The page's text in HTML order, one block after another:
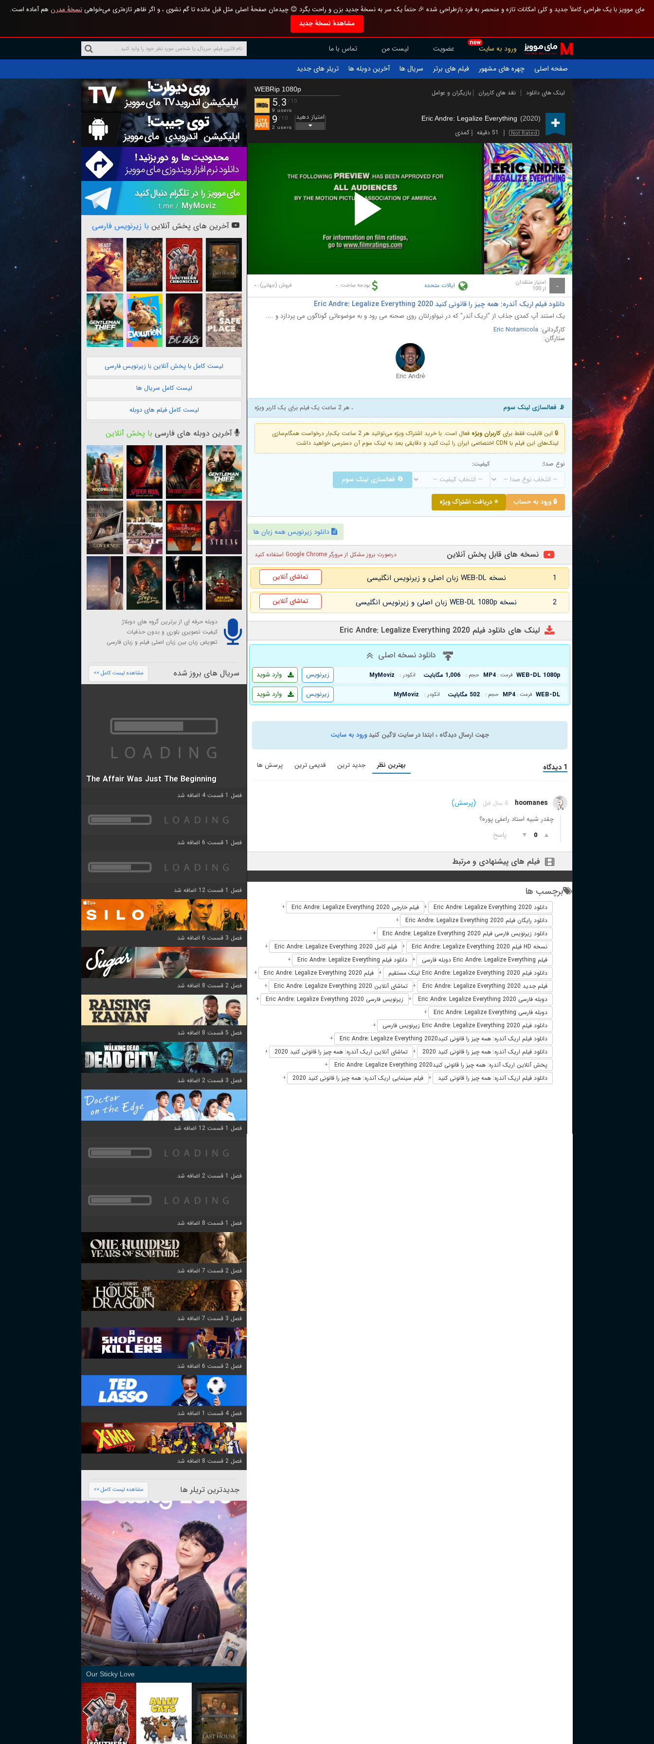
مای موویز با یک طراحی کاملاً جدید و کلی امکانات تازه و منحصر به فرد بازطراحی شده 🎉 حتماً یک سر به نسخهٔ جدید بزن و راحت بگرد 😊 چیدمان صفحهٔ اصلی مثل قبل مانده تا گم نشوی ، و اگر ظاهر تازه‌تری می‌خواهینسخهٔ مدرن هم آماده است.
مشاهدهٔ نسخهٔ جدید
new
ورود به سایت عضویت لیست من
تماس با ما
صفحه اصلی
چهره های مشهور فیلم های برتر سریال ها آخرین دوبله ها تریلر های جدید
لینک های دانلود نقد های کاربران بازیگران و عوامل
Eric Andre: Legalize Everything (2020)
Not Rated 51 دقیقه کمدی
WEBRip 1080p
5.3 /10
9 users
9 /10
2 users
امتیاز دهید
Play
Video
- امتیاز منتقدان
از 100 ایالات متحده بودجه ساخت: - فروش (جهانی): -
دانلود فیلم اریک آندره: همه چیز را قانونی کنید Eric Andre: Legalize Everything 2020
یک استند آپ کمدی جذاب از "اریک آندر" که در نیواورلئان روی صحنه می رود و به موضوعاتی گوناگون می پردازد و ....
کارگردانی: Eric Notarnicola
ستارگان:
Eric André
📡 فعالسازی لینک سوم ، هر 2 ساعت یک فیلم برای یک کاربر ویژه
🔒 این قابلیت فقط برای کاربران ویژه
فعال است. با خرید اشتراک ویژه می‌توانید هر 2 ساعت یک‌بار درخواست همگام‌سازی
لینک‌های این فیلم با CDN اختصاصی ایران را ثبت کنید و دقایقی بعد به لینک سوم آن دسترسی خواهید داشت
نوع صدا: کیفیت:
🔄 فعالسازی لینک سوم
🔒 ورود به حساب ⭐ دریافت اشتراک ویژه
دانلود زیرنویس همه زبان ها
نسخه های قابل پخش آنلاین درصورت بروز مشکل از مرورگر Google Chrome استفاده کنید
1 نسخه WEB-DL زبان اصلی و زیرنویس انگلیسی تماشای آنلاین
2 نسخه WEB-DL 1080p زبان اصلی و زیرنویس انگلیسی تماشای آنلاین
لینک های دانلود فیلم Eric Andre: Legalize Everything 2020
دانلود نسخه اصلی
WEB-DL 1080p فرمت : MP4 حجم : 1,006 مگابایت انکودر : MyMoviz وارد شوید
زیرنویس
WEB-DL فرمت : MP4 حجم : 502 مگابایت انکودر : MyMoviz وارد شوید زیرنویس
جهت ارسال دیدگاه ، ابتدا در سایت لاگین کنیدورود به سایت
1 دیدگاه بهترین نظر جدید ترین قدیمی ترین پرسش ها
hoomanes 6 سال قبل (پرسش)
چقدر شبیه استاد راعفی پوره؟
▲
0
▼ پاسخ
فیلم های پیشنهادی و مرتبط
برچسب ها
دانلود Eric Andre: Legalize Everything 2020 + فیلم خارجی Eric Andre: Legalize Everything 2020 +
دانلود رایگان فیلم Eric Andre: Legalize Everything 2020 +
دانلود زیرنویس فارسی فیلم Eric Andre: Legalize Everything 2020 +
نسخه HD فیلم Eric Andre: Legalize Everything 2020 + فیلم کامل Eric Andre: Legalize Everything 2020 +
فیلم Eric Andre: Legalize Everything دوبله فارسی + دانلود فیلم Eric Andre: Legalize Everything +
دانلود فیلم Eric Andre: Legalize Everything 2020 لینک مستقیم + فیلم Eric Andre: Legalize Everything 2020 +
فیلم جدید Eric Andre: Legalize Everything 2020 + تماشای آنلاین Eric Andre: Legalize Everything 2020 +
دوبله فارسی Eric Andre: Legalize Everything 2020 + زیرنویس فارسی Eric Andre: Legalize Everything 2020 +
دوبله فارسی Eric Andre: Legalize Everything +
دانلود فیلم Eric Andre: Legalize Everything 2020 زیرنویس فارسی +
دانلود فیلم اریک آندره: همه چیز را قانونی کنیدEric Andre: Legalize Everything 2020 +
دانلود فیلم اریک آندره: همه چیز را قانونی کنید 2020 + تماشای آنلاین اریک آندره: همه چیز را قانونی کنید 2020 +
پخش آنلاین اریک آندره: همه چیز را قانونی کنیدEric Andre: Legalize Everything 2020 +
دانلود فیلم اریک آندره: همه چیز را قانونی کنید + فیلم سینمایی اریک آندره: همه چیز را قانونی کنید 2020 +
آخرین های پخش آنلاین با زیرنویس فارسی
لیست کامل با پخش آنلاین با زیرنویس فارسی
لیست کامل سریال ها
لیست کامل فیلم های دوبله
آخرین دوبله های فارسی با پخش آنلاین
دوبله حرفه ای از برترین گروه های دوبلاژ
کیفیت تصویری بلوری و بدون حذفیات
تعویض زبان بین زبان اصلی فیلم و زبان فارسی
سریال های بروز شده مشاهده لیست کامل >>
The Affair Was Just The Beginning
فصل 1 قسمت 4 اضافه شد
فصل 1 قسمت 6 اضافه شد
فصل 1 قسمت 12 اضافه شد
فصل 3 قسمت 6 اضافه شد
فصل 2 قسمت 8 اضافه شد
فصل 5 قسمت 8 اضافه شد
فصل 3 قسمت 2 اضافه شد
فصل 1 قسمت 12 اضافه شد
فصل 1 قسمت 2 اضافه شد
فصل 1 قسمت 8 اضافه شد
فصل 2 قسمت 7 اضافه شد
فصل 3 قسمت 7 اضافه شد
فصل 2 قسمت 6 اضافه شد
فصل 4 قسمت 1 اضافه شد
فصل 2 قسمت 8 اضافه شد
جدیدترین تریلر ها مشاهده لیست کامل >>
Our Sticky Love